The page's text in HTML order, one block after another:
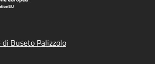
di Buseto Palizzolo